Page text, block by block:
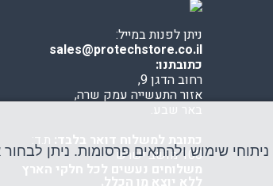
ניתן לפנות במייל:
sales@protechstore.co.il
כתובתנו:
רחוב הדגן 9,
אזור התעשייה עמק שרה,
באר שבע.
כתובת למשלוח דואר בלבד: ת.ד:
100 מושב ישרש
משלוחים נעשים לכל חלקי הארץ
ללא יוצא מן הכלל.
שימוש ולהתאים פרסומות. ניתן לבחור